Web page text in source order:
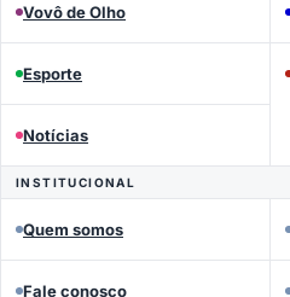
Vovô de Olho
Esporte
Notícias
INSTITUCIONAL
Quem somos
Fale conosco
Curtiu?